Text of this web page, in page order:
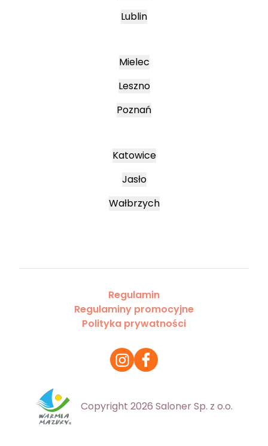
Lublin
Mielec
Leszno
Poznań
Katowice
Jasło
Wałbrzych
Regulamin
Regulaminy promocyjne
Polityka prywatności
Copyright 2026 Saloner Sp. z o.o.